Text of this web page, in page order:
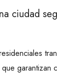
ciudad
garantizan